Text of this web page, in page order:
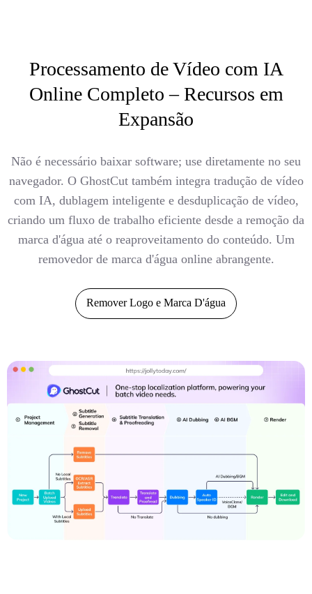
Processamento de Vídeo com IA
Online Completo – Recursos em
Expansão
Não é necessário baixar software; use diretamente no seu
navegador. O GhostCut também integra tradução de vídeo
com IA, dublagem inteligente e desduplicação de vídeo,
criando um fluxo de trabalho eficiente desde a remoção da
marca d'água até o reaproveitamento do conteúdo. Um
removedor de marca d'água online abrangente.
Remover Logo e Marca D'água